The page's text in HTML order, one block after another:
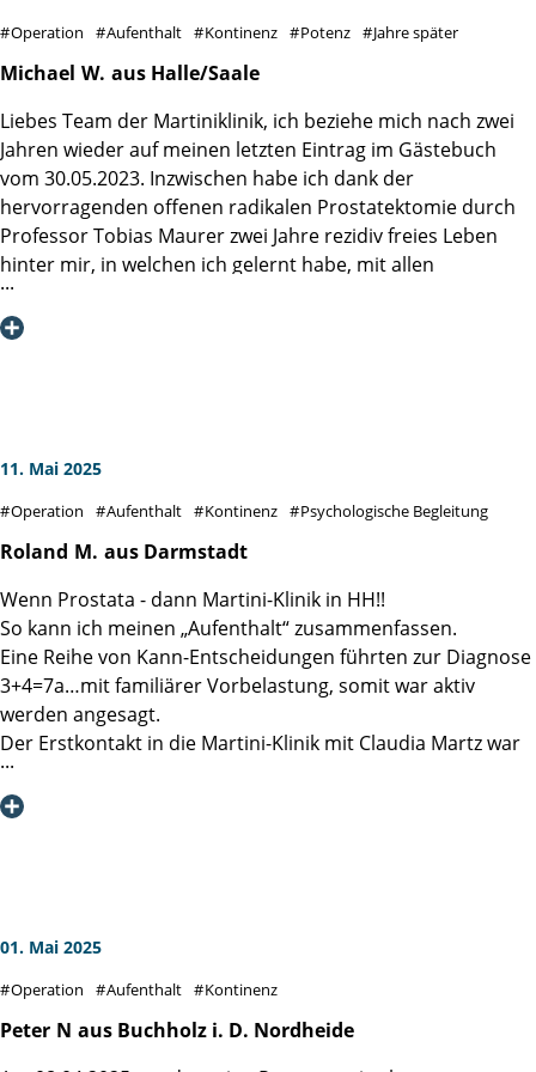
was, wann, wie angespannt werden soll und wozu das
ganze ist. Es wird später sowieso ein Thema werden und
Essen gemeckert.
Ich für meinen Teil habe immer etwas gefunden was mir
schmeckt und auch die geben sich unendlich Mühe. Mein
Dank an Station 2 und Herrn Prof. Dr. Steuber.
Alles Gute !
Operation Aufenthalt Kontinenz Potenz Jahre später
Michael W. aus Halle/Saale
Liebes Team der Martiniklinik, ich beziehe mich nach zwei
Jahren wieder auf meinen letzten Eintrag im Gästebuch
vom 30.05.2023. Inzwischen habe ich dank der
hervorragenden offenen radikalen Prostatektomie durch
Professor Tobias Maurer zwei Jahre rezidiv freies Leben
hinter mir, in welchen ich gelernt habe, mit allen
postoperativen Widrigkeiten wie lokal begrenztem
Lymphstau, Inkontinenz und Erektionsschwäche in sehr
dies trotz aller Routine Ihrerseits keine
viel Glück und Kraft bei Ihrer beruflichen Tätigkeit und für
die Patienten weiter so tolle Heilungserfolge.
11. Mai 2025
Operation Aufenthalt Kontinenz Psychologische Begleitung
Roland M. aus Darmstadt
Wenn Prostata - dann Martini-Klinik in HH!!
So kann ich meinen „Aufenthalt“ zusammenfassen.
Eine Reihe von Kann-Entscheidungen führten zur Diagnose
3+4=7a…mit familiärer Vorbelastung, somit war aktiv
werden angesagt.
Der Erstkontakt in die Martini-Klinik mit Claudia Martz war
effektiv und beruhigend, selbst nachdem ein Verdi Streik
den Ersttermin verhindert hat, ging es rasch und
Küchenfrauen, Psycho-Onkologe Alex bis hin zu den
uns Patienten geht, welches der nächste richtige Schritt ist
und begleiteten jeden einzelnen mit emphatischer
01. Mai 2025
Operation Aufenthalt Kontinenz
Peter N aus Buchholz i. D. Nordheide